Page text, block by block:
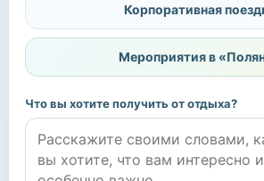
Корпоративная
Мероприятия в
Что вы хотите получить от отдыха?